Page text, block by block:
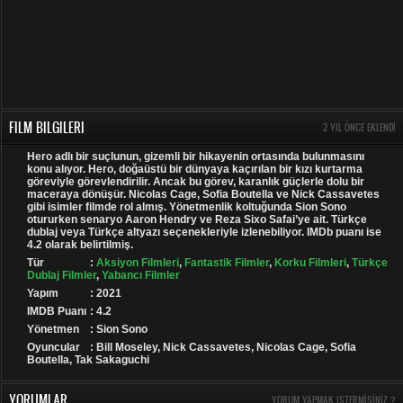
FILM BILGILERI 2 YIL ÖNCE EKLENDI
Hero adlı bir suçlunun, gizemli bir hikayenin ortasında bulunmasını
konu alıyor. Hero, doğaüstü bir dünyaya kaçırılan bir kızı kurtarma
göreviyle görevlendirilir. Ancak bu görev, karanlık güçlerle dolu bir
maceraya dönüşür. Nicolas Cage, Sofia Boutella ve Nick Cassavetes
gibi isimler filmde rol almış. Yönetmenlik koltuğunda Sion Sono
otururken senaryo Aaron Hendry ve Reza Sixo Safai’ye ait. Türkçe
dublaj veya Türkçe altyazı seçenekleriyle izlenebiliyor. IMDb puanı ise
4.2 olarak belirtilmiş.
Tür
: Aksiyon Filmleri, Fantastik Filmler, Korku Filmleri, Türkçe
Dublaj Filmler, Yabancı Filmler
Yapım
: 2021
IMDB Puanı : 4.2
Yönetmen
: Sion Sono
Oyuncular
: Bill Moseley, Nick Cassavetes, Nicolas Cage, Sofia
Boutella, Tak Sakaguchi
YORUM YAPMAK ISTERMISINIZ ?